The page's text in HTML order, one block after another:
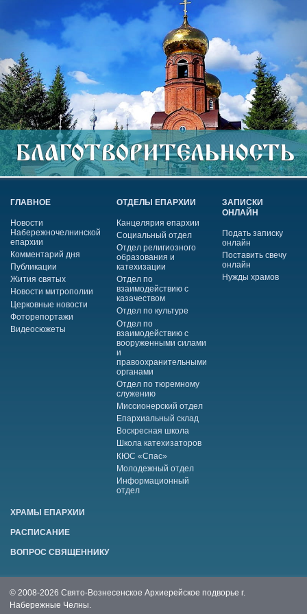
ГЛАВНОЕ
Новости
Набережночелнинской
епархии
Комментарий дня
Публикации
Жития святых
Новости митрополии
Церковные новости
Фоторепортажи
Видеосюжеты
ОТДЕЛЫ ЕПАРХИИ
Канцелярия епархии
Социальный отдел
Отдел религиозного
образования и
катехизации
Отдел по
взаимодействию с
казачеством
Отдел по культуре
Отдел по
взаимодействию с
вооруженными силами
и
правоохранительными
органами
Отдел по тюремному
служению
Миссионерский отдел
Епархиальный склад
Воскресная школа
Школа катехизаторов
КЮС «Спас»
Молодежный отдел
Информационный
отдел
ЗАПИСКИ
ОНЛАЙН
Подать записку
онлайн
Поставить свечу
онлайн
Нужды храмов
ХРАМЫ ЕПАРХИИ
РАСПИСАНИЕ
ВОПРОС СВЯЩЕННИКУ
© 2008-2026 Свято-Вознесенское Архиерейское подворье г.
Набережные Челны.